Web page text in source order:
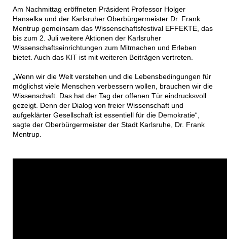
Am Nachmittag eröffneten Präsident Professor Holger
Hanselka und der Karlsruher Oberbürgermeister Dr. Frank
Mentrup gemeinsam das Wissenschaftsfestival EFFEKTE, das
bis zum 2. Juli weitere Aktionen der Karlsruher
Wissenschaftseinrichtungen zum Mitmachen und Erleben
bietet. Auch das KIT ist mit weiteren Beiträgen vertreten.
„Wenn wir die Welt verstehen und die Lebensbedingungen für
möglichst viele Menschen verbessern wollen, brauchen wir die
Wissenschaft. Das hat der Tag der offenen Tür eindrucksvoll
gezeigt. Denn der Dialog von freier Wissenschaft und
aufgeklärter Gesellschaft ist essentiell für die Demokratie“,
sagte der Oberbürgermeister der Stadt Karlsruhe, Dr. Frank
Mentrup.